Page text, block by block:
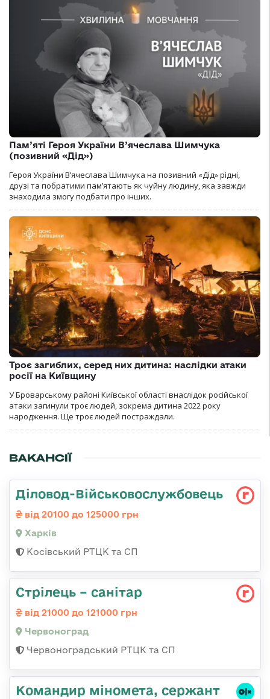
Пам’яті Героя України В’ячеслава Шимчука
(позивний «Дід»)
Героя України В’ячеслава Шимчука на позивний «Дід» рідні,
друзі та побратими пам’ятають як чуйну людину, яка завжди
знаходила змогу подбати про інших.
Троє загиблих, серед них дитина: наслідки атаки
росії на Київщину
У Броварському районі Київської області внаслідок російської
атаки загинули троє людей, зокрема дитина 2022 року
народження. Ще троє людей постраждали.
ВАКАНСІЇ
Діловод-Військовослужбовець
від 20100 до 125000 грн
Харків
Косівський РТЦК та СП
Стрілець – санітар
від 21000 до 121000 грн
Червоноград
Червоноградський РТЦК та СП
Командир міномета, сержант